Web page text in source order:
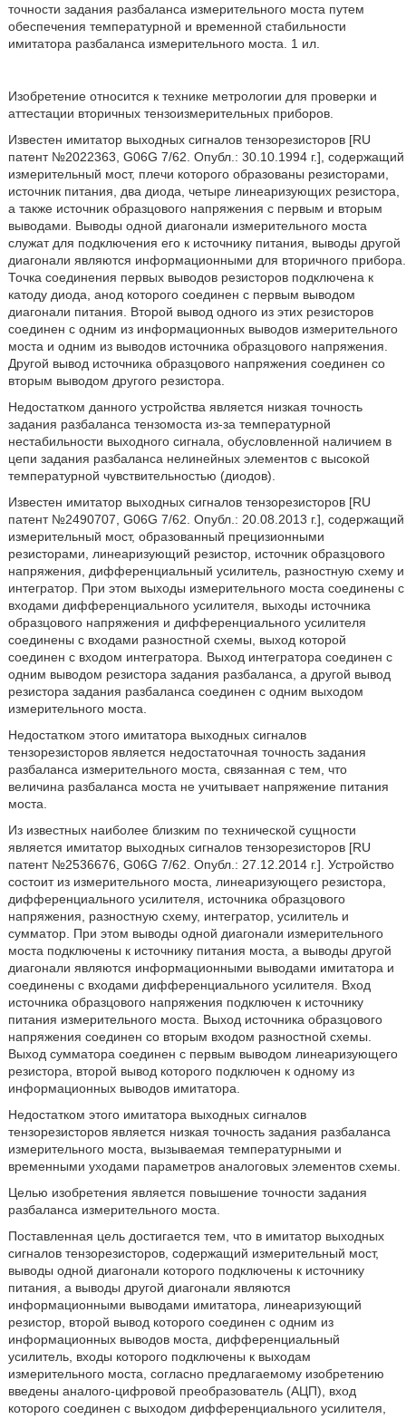
точности задания разбаланса измерительного моста путем
обеспечения температурной и временной стабильности
имитатора разбаланса измерительного моста. 1 ил.
Изобретение относится к технике метрологии для проверки и
аттестации вторичных тензоизмерительных приборов.
Известен имитатор выходных сигналов тензорезисторов [RU
патент №2022363, G06G 7/62. Опубл.: 30.10.1994 г.], содержащий
измерительный мост, плечи которого образованы резисторами,
источник питания, два диода, четыре линеаризующих резистора,
а также источник образцового напряжения с первым и вторым
выводами. Выводы одной диагонали измерительного моста
служат для подключения его к источнику питания, выводы другой
диагонали являются информационными для вторичного прибора.
Точка соединения первых выводов резисторов подключена к
катоду диода, анод которого соединен с первым выводом
диагонали питания. Второй вывод одного из этих резисторов
соединен с одним из информационных выводов измерительного
моста и одним из выводов источника образцового напряжения.
Другой вывод источника образцового напряжения соединен со
вторым выводом другого резистора.
Недостатком данного устройства является низкая точность
задания разбаланса тензомоста из-за температурной
нестабильности выходного сигнала, обусловленной наличием в
цепи задания разбаланса нелинейных элементов с высокой
температурной чувствительностью (диодов).
Известен имитатор выходных сигналов тензорезисторов [RU
патент №2490707, G06G 7/62. Опубл.: 20.08.2013 г.], содержащий
измерительный мост, образованный прецизионными
резисторами, линеаризующий резистор, источник образцового
напряжения, дифференциальный усилитель, разностную схему и
интегратор. При этом выходы измерительного моста соединены с
входами дифференциального усилителя, выходы источника
образцового напряжения и дифференциального усилителя
соединены с входами разностной схемы, выход которой
соединен с входом интегратора. Выход интегратора соединен с
одним выводом резистора задания разбаланса, а другой вывод
резистора задания разбаланса соединен с одним выходом
измерительного моста.
Недостатком этого имитатора выходных сигналов
тензорезисторов является недостаточная точность задания
разбаланса измерительного моста, связанная с тем, что
величина разбаланса моста не учитывает напряжение питания
моста.
Из известных наиболее близким по технической сущности
является имитатор выходных сигналов тензорезисторов [RU
патент №2536676, G06G 7/62. Опубл.: 27.12.2014 г.]. Устройство
состоит из измерительного моста, линеаризующего резистора,
дифференциального усилителя, источника образцового
напряжения, разностную схему, интегратор, усилитель и
сумматор. При этом выводы одной диагонали измерительного
моста подключены к источнику питания моста, а выводы другой
диагонали являются информационными выводами имитатора и
соединены с входами дифференциального усилителя. Вход
источника образцового напряжения подключен к источнику
питания измерительного моста. Выход источника образцового
напряжения соединен со вторым входом разностной схемы.
Выход сумматора соединен с первым выводом линеаризующего
резистора, второй вывод которого подключен к одному из
информационных выводов имитатора.
Недостатком этого имитатора выходных сигналов
тензорезисторов является низкая точность задания разбаланса
измерительного моста, вызываемая температурными и
временными уходами параметров аналоговых элементов схемы.
Целью изобретения является повышение точности задания
разбаланса измерительного моста.
Поставленная цель достигается тем, что в имитатор выходных
сигналов тензорезисторов, содержащий измерительный мост,
выводы одной диагонали которого подключены к источнику
питания, а выводы другой диагонали являются
информационными выводами имитатора, линеаризующий
резистор, второй вывод которого соединен с одним из
информационных выводов моста, дифференциальный
усилитель, входы которого подключены к выходам
измерительного моста, согласно предлагаемому изобретению
введены аналого-цифровой преобразователь (АЦП), вход
которого соединен с выходом дифференциального усилителя,